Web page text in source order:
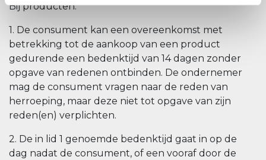
Bij producten:
1. De consument kan een overeenkomst met
betrekking tot de aankoop van een product
gedurende een bedenktijd van 14 dagen zonder
opgave van redenen ontbinden. De ondernemer
mag de consument vragen naar de reden van
herroeping, maar deze niet tot opgave van zijn
reden(en) verplichten.
2. De in lid 1 genoemde bedenktijd gaat in op de
dag nadat de consument, of een vooraf door de